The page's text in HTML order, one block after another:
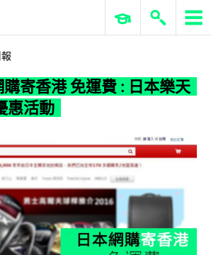
ERP 與商業 AI
寄香港 免運費 : 日本樂天
惠活動